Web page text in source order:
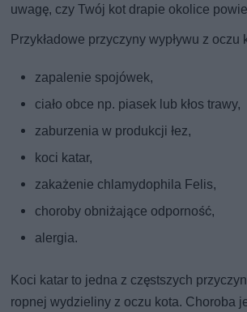
uwagę, czy Twój kot drapie okolice
Przykładowe przyczyny wypływu z oczu
zapalenie spojówek,
ciało obce np. piasek lub kłos trawy,
zaburzenia w produkcji łez,
koci katar,
zakażenie chlamydophila Felis,
choroby obniżające odporność,
alergia.
Koci katar to jedna z częstszych
ropnej wydzieliny z oczu kota. Choroba